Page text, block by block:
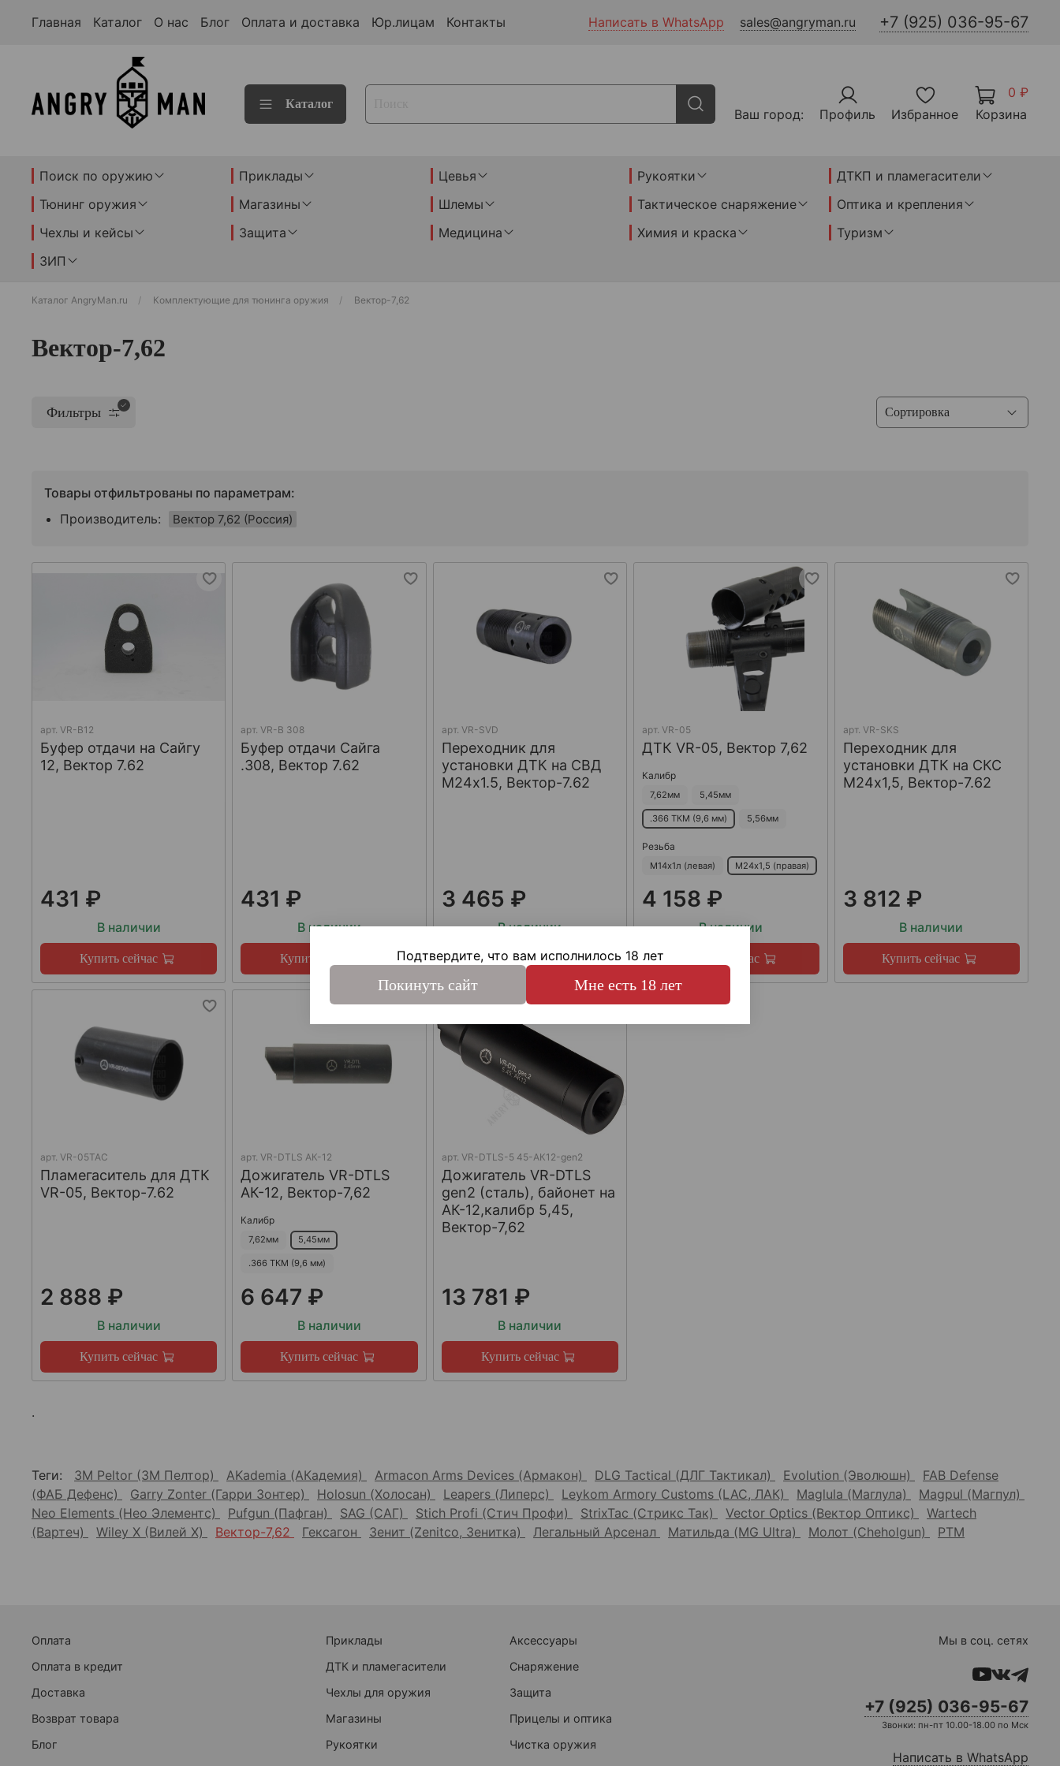
Главная Каталог О нас Блог Оплата и доставка Юр.лицам Контакты Написать в WhatsApp sales@angryman.ru +7 (925) 036-95-67
Каталог
Ваш город: Профиль Избранное
0 ₽
Корзина
Поиск по оружию Приклады Цевья Рукоятки
ДТКП и пламегасители
Тюнинг оружия
Магазины Шлемы Тактическое снаряжение
Оптика и крепления
Чехлы и кейсы
Защита Медицина Химия и краска
Туризм
ЗИП
Каталог AngryMan.ru Комплектующие для тюнинга оружия Вектор-7,62
Вектор-7,62
Фильтры
Товары отфильтрованы по параметрам:
Производитель:
Вектор 7,62 (Россия)
арт. VR-B12
Буфер отдачи на Сайгу
12, Вектор 7.62
431 ₽
В наличии
Купить сейчас
арт.VR-B 308
Буфер отдачи Сайга
.308, Вектор 7.62
431 ₽
В наличии
Купить сейчас
арт. VR-SVD
Переходник для
установки ДТК на СВД
М24х1.5, Вектор-7.62
3 465 ₽
В наличии
Купить сейчас
арт.VR-05
ДТК VR-05, Вектор 7,62
Калибр
7,62мм 5,45мм
.366 ТКМ (9,6 мм) 5,56мм
Резьба
М14х1л (левая) М24х1,5 (правая)
4 158 ₽
В наличии
Купить сейчас
арт. VR-SKS
Переходник для
установки ДТК на СКС
М24х1,5, Вектор-7.62
3 812 ₽
В наличии
Купить сейчас
арт. VR-05TAC
Пламегаситель для ДТК
VR-05, Вектор-7.62
2 888 ₽
В наличии
Купить сейчас
арт.VR-DTLS АК-12
Дожигатель VR-DTLS
АК-12, Вектор-7,62
Калибр
7,62мм 5,45мм
.366 ТКМ (9,6 мм)
6 647 ₽
В наличии
Купить сейчас
арт. VR-DTLS-5 45-АК12-gen2
Дожигатель VR-DTLS
gen2 (сталь), байонет на
АК-12,калибр 5,45,
Вектор-7,62
13 781 ₽
В наличии
Купить сейчас
.
Теги: 3M Peltor (3М Пелтор) AKademia (АКадемия) Armacon Arms Devices (Армакон) DLG Tactical (ДЛГ Тактикал) Evolution (Эволюшн)
FAB Defense
(ФАБ Дефенс)
Garry Zonter (Гарри Зонтер) Holosun (Холосан) Leapers (Липерс) Leykom Armory Customs (LAC, ЛАК) Maglula (Маглула)
Magpul (Магпул)
Neo Elements (Нео Элементс)
Pufgun (Пафган) SAG (САГ) Stich Profi (Стич Профи) StrixTac (Стрикс Так) Vector Optics (Вектор Оптикс)
Wartech
(Вартеч)
Wiley X (Вилей Х) Вектор-7,62 Гексагон Зенит (Zenitco, Зенитка) Легальный Арсенал Матильда (MG Ultra) Молот (Cheholgun) РТМ
Оплата
Оплата в кредит
Доставка
Возврат товара
Блог
Приклады
ДТК и пламегасители
Чехлы для оружия
Магазины
Рукоятки
Аксессуары
Снаряжение
Защита
Прицелы и оптика
Чистка оружия
Мы в соц. сетях
+7 (925) 036-95-67
Звонки: пн-пт 10.00-18.00 по Мск
Написать в WhatsApp
Подтвердите, что вам исполнилось 18 лет
Покинуть сайт Мне есть 18 лет